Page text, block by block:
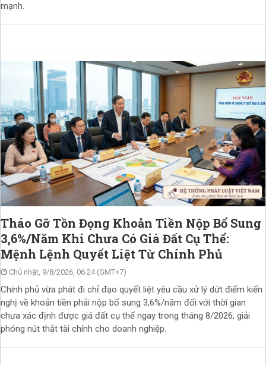
mạnh.
Tháo Gỡ Tồn Đọng Khoản Tiền Nộp Bổ Sung
3,6%/Năm Khi Chưa Có Giá Đất Cụ Thể:
Mệnh Lệnh Quyết Liệt Từ Chính Phủ
Chủ nhật, 9/8/2026, 06:24 (GMT+7)
Chính phủ vừa phát đi chỉ đạo quyết liệt yêu cầu xử lý dứt điểm kiến
nghị về khoản tiền phải nộp bổ sung 3,6%/năm đối với thời gian
chưa xác định được giá đất cụ thể ngay trong tháng 8/2026, giải
phóng nút thắt tài chính cho doanh nghiệp.